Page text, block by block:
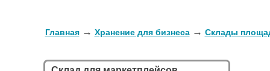
Главная→ Хранение для бизнеса→ Склады